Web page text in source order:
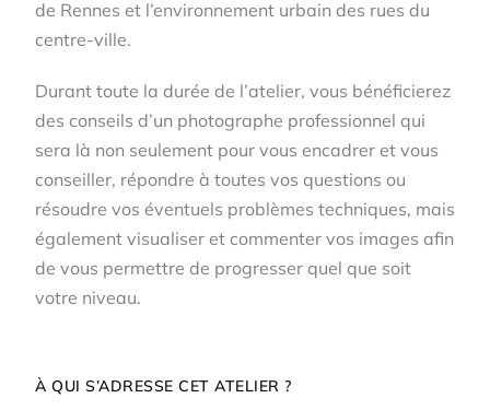
de Rennes et l’environnement urbain des rues du
centre-ville.
Durant toute la durée de l’atelier, vous bénéficierez
des conseils d’un photographe professionnel qui
sera là non seulement pour vous encadrer et vous
conseiller, répondre à toutes vos questions ou
résoudre vos éventuels problèmes techniques, mais
également visualiser et commenter vos images afin
de vous permettre de progresser quel que soit
votre niveau.
À QUI S’ADRESSE CET ATELIER ?